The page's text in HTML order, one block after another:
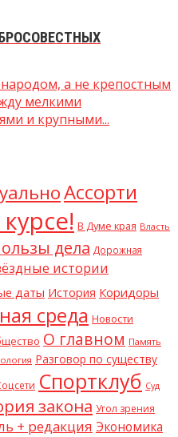
а не крепостным
мелкими
и крупными...
Ассорти
В Думе края Власть
дела Дорожная
истории
даты История Коридоры
среда Новости
О главном Память
Разговор по существу
Спортклуб Суд
закона Угол зрения
+ редакция Экономика